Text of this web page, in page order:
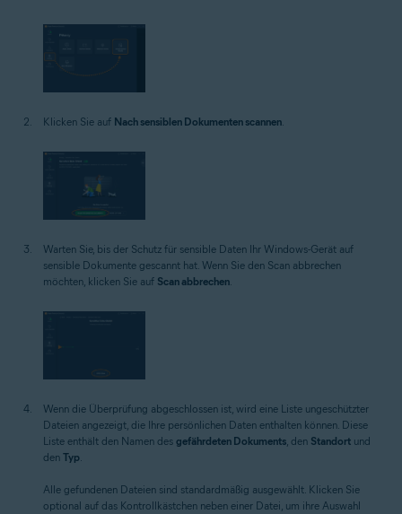
Klicken Sie auf Nach sensiblen Dokumenten scannen.
Warten Sie, bis der Schutz für sensible Daten Ihr Windows-Gerät auf
sensible Dokumente gescannt hat. Wenn Sie den Scan abbrechen
möchten, klicken Sie auf Scan abbrechen.
Wenn die Überprüfung abgeschlossen ist, wird eine Liste ungeschützter
Dateien angezeigt, die Ihre persönlichen Daten enthalten können. Diese
Liste enthält den Namen des gefährdeten Dokuments, den Standort und
den Typ.
Alle gefundenen Dateien sind standardmäßig ausgewählt. Klicken Sie
optional auf das Kontrollkästchen neben einer Datei, um ihre Auswahl